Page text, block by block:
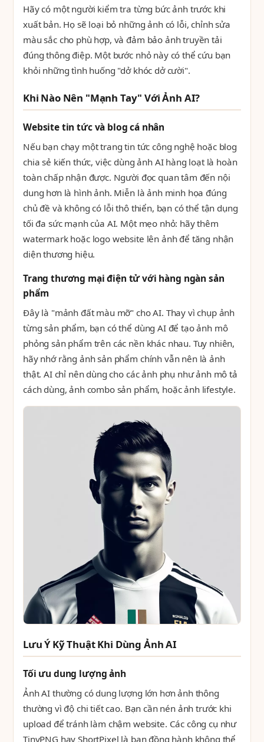
Hãy có một người kiểm tra từng bức ảnh trước khi
xuất bản. Họ sẽ loại bỏ những ảnh có lỗi, chỉnh sửa
màu sắc cho phù hợp, và đảm bảo ảnh truyền tải
đúng thông điệp. Một bước nhỏ này có thể cứu bạn
khỏi những tình huống "dở khóc dở cười".
Khi Nào Nên "Mạnh Tay" Với Ảnh AI?
Website tin tức và blog cá nhân
Nếu bạn chạy một trang tin tức công nghệ hoặc blog
chia sẻ kiến thức, việc dùng ảnh AI hàng loạt là hoàn
toàn chấp nhận được. Người đọc quan tâm đến nội
dung hơn là hình ảnh. Miễn là ảnh minh họa đúng
chủ đề và không có lỗi thô thiển, bạn có thể tận dụng
tối đa sức mạnh của AI. Một mẹo nhỏ: hãy thêm
watermark hoặc logo website lên ảnh để tăng nhận
diện thương hiệu.
Trang thương mại điện tử với hàng ngàn sản
phẩm
Đây là "mảnh đất màu mỡ" cho AI. Thay vì chụp ảnh
từng sản phẩm, bạn có thể dùng AI để tạo ảnh mô
phỏng sản phẩm trên các nền khác nhau. Tuy nhiên,
hãy nhớ rằng ảnh sản phẩm chính vẫn nên là ảnh
thật. AI chỉ nên dùng cho các ảnh phụ như ảnh mô tả
cách dùng, ảnh combo sản phẩm, hoặc ảnh lifestyle.
Lưu Ý Kỹ Thuật Khi Dùng Ảnh AI
Tối ưu dung lượng ảnh
Ảnh AI thường có dung lượng lớn hơn ảnh thông
thường vì độ chi tiết cao. Bạn cần nén ảnh trước khi
upload để tránh làm chậm website. Các công cụ như
TinyPNG hay ShortPixel là bạn đồng hành không thể